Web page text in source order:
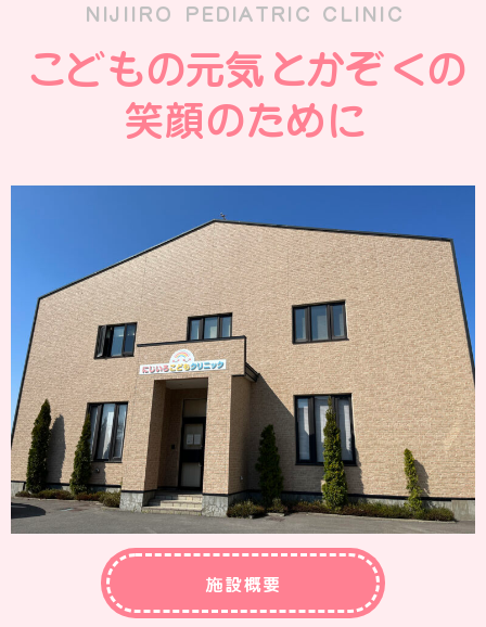
NIJIIRO PEDIATRIC CLINIC
こどもの元気とかぞくの
笑顔のために
施設概要